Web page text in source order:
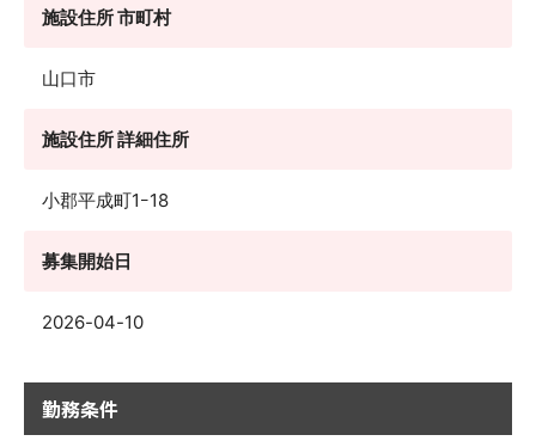
施設住所 市町村
山口市
施設住所 詳細住所
小郡平成町1ｰ18
募集開始日
2026-04-10
勤務条件